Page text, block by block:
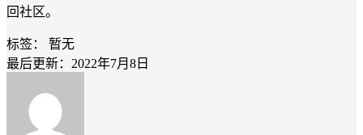
回社区。
标签：
暂无
最后更新：2022年7月8日